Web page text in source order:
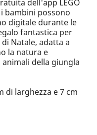
dell'app LEGO
bambini possono
digitale durante le
fantastica per
Natale, adatta a
la natura e
della giungla
di larghezza e 7 cm